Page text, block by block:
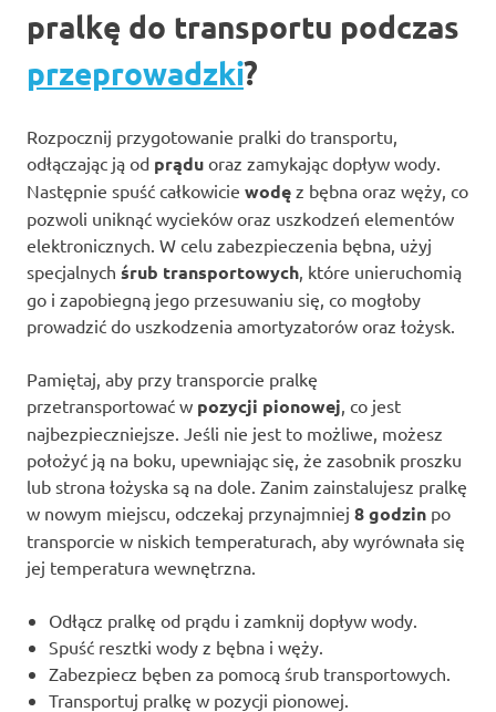
pralkę do transportu podczas
przeprowadzki?
Rozpocznij przygotowanie pralki do transportu,
odłączając ją od prądu oraz zamykając dopływ wody.
Następnie spuść całkowicie wodę z bębna oraz węży, co
pozwoli uniknąć wycieków oraz uszkodzeń elementów
elektronicznych. W celu zabezpieczenia bębna, użyj
specjalnych śrub transportowych , które unieruchomią
go i zapobiegną jego przesuwaniu się, co mogłoby
prowadzić do uszkodzenia amortyzatorów oraz łożysk.
Pamiętaj, aby przy transporcie pralkę
przetransportować w pozycji pionowej , co jest
najbezpieczniejsze. Jeśli nie jest to możliwe, możesz
położyć ją na boku, upewniając się, że zasobnik proszku
lub strona łożyska są na dole. Zanim zainstalujesz pralkę
w nowym miejscu, odczekaj przynajmniej 8 godzin po
transporcie w niskich temperaturach, aby wyrównała się
jej temperatura wewnętrzna.
Odłącz pralkę od prądu i zamknij dopływ wody.
Spuść resztki wody z bębna i węży.
Zabezpiecz bęben za pomocą śrub transportowych.
Transportuj pralkę w pozycji pionowej.